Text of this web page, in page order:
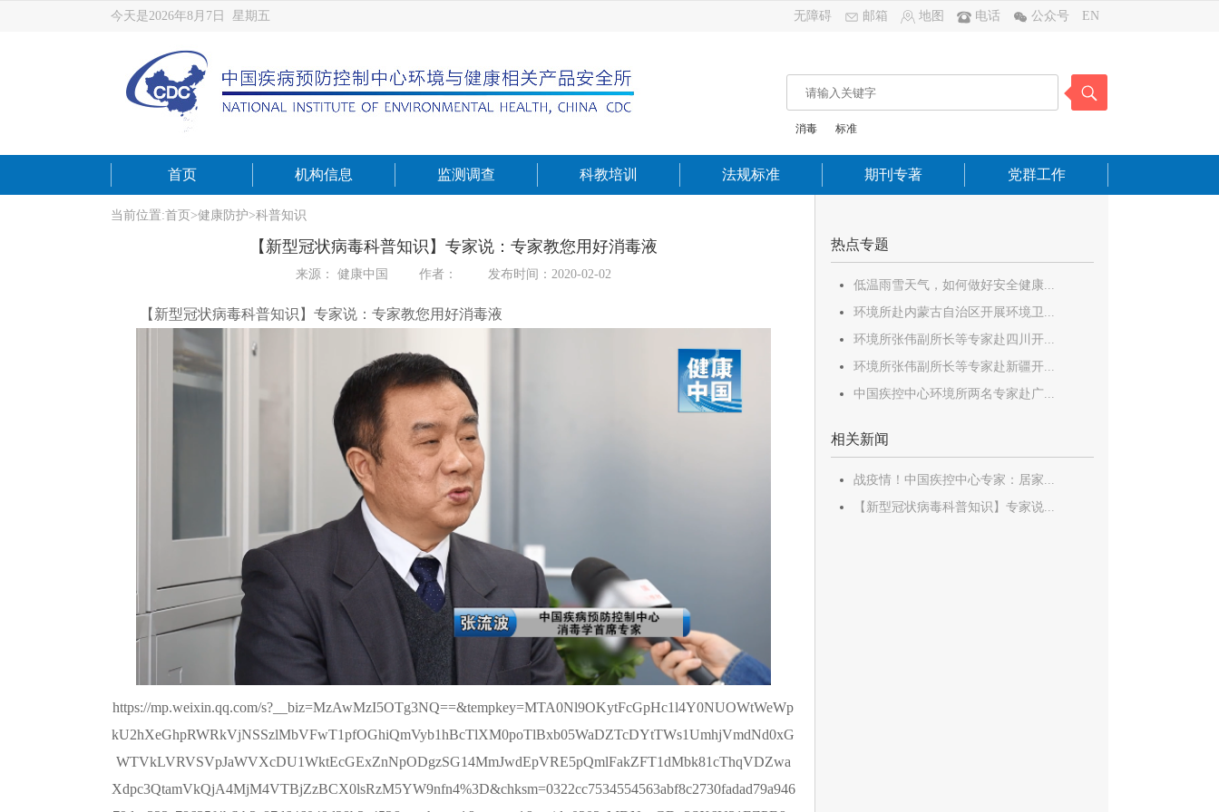
今天是2026年8月7日 星期五 无障碍 邮箱 地图 电话 公众号 EN
消毒 标准
首页 机构信息 监测调查 科教培训 法规标准 期刊专著 党群工作
当前位置:首页 >健康防护>科普知识
【新型冠状病毒科普知识】专家说：专家教您用好消毒液
来源： 健康中国 作者： 发布时间：2020-02-02
【新型冠状病毒科普知识】专家说：专家教您用好消毒液
https://mp.weixin.qq.com/s?__biz=MzAwMzI5OTg3NQ==&tempkey=MTA0Nl9OKytFcGpHc1l4Y0NUOWtWeWp
kU2hXeGhpRWRkVjNSSzlMbVFwT1pfOGhiQmVyb1hBcTlXM0poTlBxb05WaDZTcDYtTWs1UmhjVmdNd0xG
WTVkLVRVSVpJaWVXcDU1WktEcGExZnNpODgzSG14MmJwdEpVRE5pQmlFakZFT1dMbk81cThqVDZwa
Xdpc3QtamVkQjA4MjM4VTBjZzBCX0lsRzM5YW9nfn4%3D&chksm=0322cc7534554563abf8c2730fadad79a946
热点专题
低温雨雪天气，如何做好安全健康...
环境所赴内蒙古自治区开展环境卫...
环境所张伟副所长等专家赴四川开...
环境所张伟副所长等专家赴新疆开...
中国疾控中心环境所两名专家赴广...
相关新闻
战疫情！中国疾控中心专家：居家...
【新型冠状病毒科普知识】专家说...